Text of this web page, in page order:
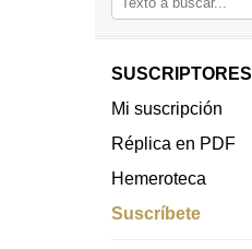
SUSCRIPTORES
Mi suscripción
Réplica en PDF
Hemeroteca
Suscríbete